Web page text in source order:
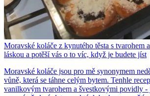
Moravské koláče z kynutého těsta s tvarohem
láskou a potěší vás o to víc, když je budete jíst
Moravské koláče jsou pro mě synonymem
vůně, která se táhne celým bytem. Tenhle
vanilkovým tvarohem a švestkovými povidly -